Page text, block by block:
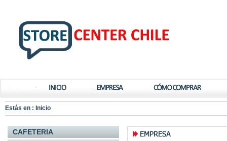
Estás en : Inicio
CAFETERIA